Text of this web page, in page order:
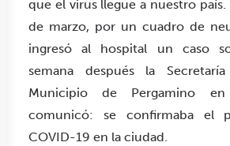
que el virus llegue a nuestro
de marzo, por un cuadro de
ingresó al hospital un caso
semana después la
Municipio de Pergamino
comunicó: se confirmaba el
COVID-19 en la ciudad.